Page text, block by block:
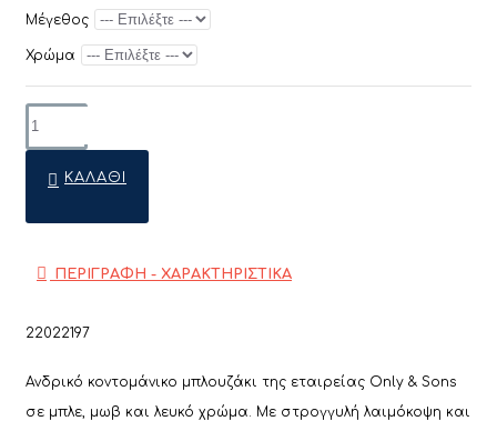
Μέγεθος
Χρώμα
ΚΑΛΆΘΙ
ΠΕΡΙΓΡΑΦΗ - ΧΑΡΑΚΤΗΡΙΣΤΙΚΑ
22022197
Ανδρικό κοντομάνικο μπλουζάκι της εταιρείας Only & Sons
σε μπλε, μωβ και λευκό χρώμα. Με στρογγυλή λαιμόκοψη και